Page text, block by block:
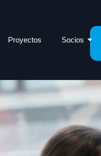
Proyectos Socios